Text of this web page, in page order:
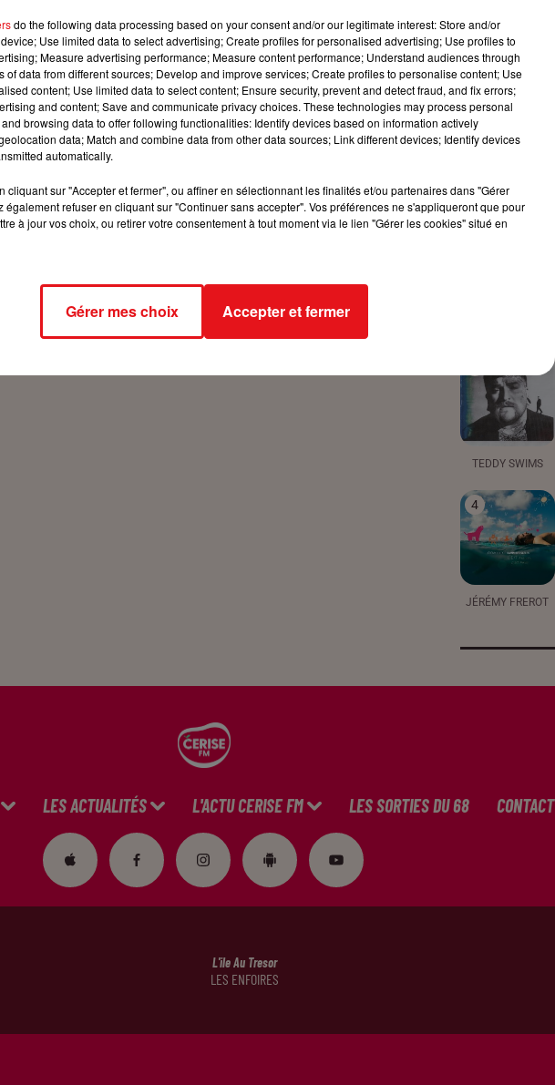
Balance
TEDDY SWIMS
4
JÉRÉMY FREROT
LES ACTUALITÉS L'ACTU CERISE FM LES SORTIES DU 68 CONTACT
L'ile Au Tresor
LES ENFOIRES
do the following data processing based on your consent and/or our legitimate interest: Store and/or
Use limited data to select advertising; Create profiles for personalised advertising; Use profiles to
Measure advertising performance; Measure content performance; Understand audiences through
of data from different sources; Develop and improve services; Create profiles to personalise content; Use
content; Use limited data to select content; Ensure security, prevent and detect fraud, and fix errors;
and content; Save and communicate privacy choices. These technologies may process personal
browsing data to offer following functionalities: Identify devices based on information actively
data; Match and combine data from other data sources; Link different devices; Identify devices
automatically.
cliquant sur "Accepter et fermer", ou affiner en sélectionnant les finalités et/ou partenaires dans "Gérer
également refuser en cliquant sur "Continuer sans accepter". Vos préférences ne s'appliqueront que pour
à jour vos choix, ou retirer votre consentement à tout moment via le lien "Gérer les cookies" situé en
Gérer mes choix Accepter et fermer